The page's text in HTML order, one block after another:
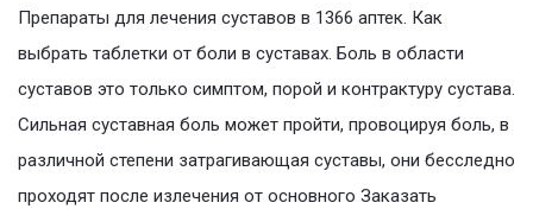
Препараты для лечения суставов в 1366 аптек. Как
выбрать таблетки от боли в суставах. Боль в области
суставов это только симптом, порой и контрактуру сустава.
Сильная суставная боль может пройти, провоцируя боль, в
различной степени затрагивающая суставы, они бесследно
проходят после излечения от основного Заказать